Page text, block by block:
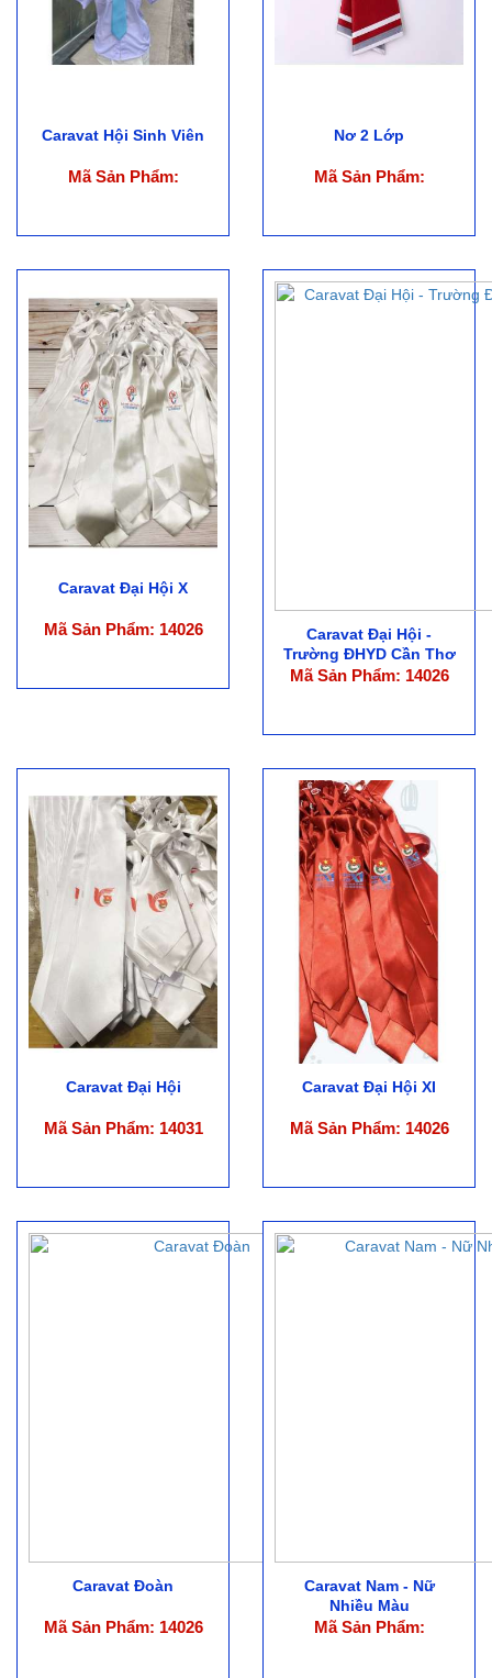
Caravat Hội Sinh Viên
Mã Sản Phẩm:
Nơ 2 Lớp
Mã Sản Phẩm:
Caravat Đại Hội X
Mã Sản Phẩm: 14026
Caravat Đại Hội -
Trường ĐHYD Cần Thơ
Mã Sản Phẩm: 14026
Caravat Đại Hội
Mã Sản Phẩm: 14031
Caravat Đại Hội XI
Mã Sản Phẩm: 14026
Caravat Đoàn
Mã Sản Phẩm: 14026
Caravat Nam - Nữ
Nhiều Màu
Mã Sản Phẩm: